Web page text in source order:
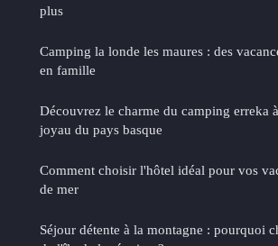
plus
Camping la londe les maures : des
en famille
Découvrez le charme du camping erreka
joyau du pays basque
Comment choisir l'hôtel idéal pour vos
de mer
Séjour détente à la montagne : pourquoi